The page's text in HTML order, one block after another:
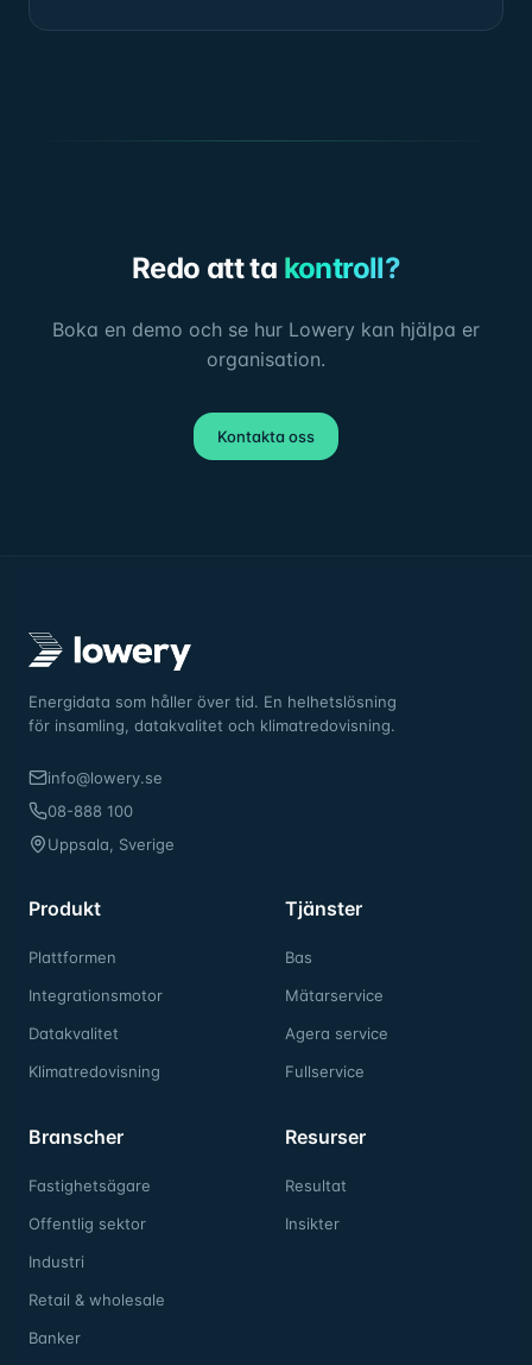
Redo att ta kontroll?
Boka en demo och se hur Lowery kan hjälpa er
organisation.
Kontakta oss
Energidata som håller över tid. En helhetslösning
för insamling, datakvalitet och klimatredovisning.
info@lowery.se
08-888 100
Uppsala, Sverige
Produkt
Plattformen
Integrationsmotor
Datakvalitet
Klimatredovisning
Tjänster
Bas
Mätarservice
Agera service
Fullservice
Branscher
Fastighetsägare
Offentlig sektor
Industri
Retail & wholesale
Banker
Resurser
Resultat
Insikter